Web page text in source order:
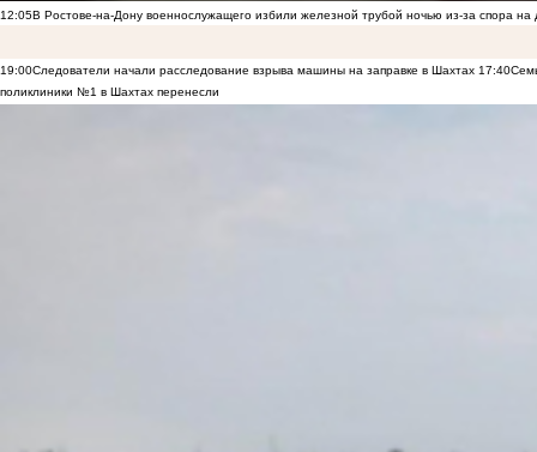
12:05В Ростове-на-Дону военнослужащего избили железной трубой ночью из-за спора на
19:00Следователи начали расследование взрыва машины на заправке в Шахтах 17:40
поликлиники №1 в Шахтах перенесли